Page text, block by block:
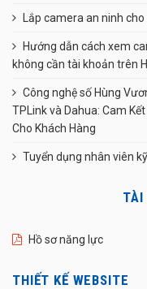
Lắp camera an ninh
Hướng dẫn cách xem
không cần tài khoản trên
Công nghệ số Hùng
TPLink và Dahua: Cam
Cho Khách Hàng
Tuyển dụng nhân viên
TÀI
Hồ sơ năng lực
THIẾT KẾ WEBSITE